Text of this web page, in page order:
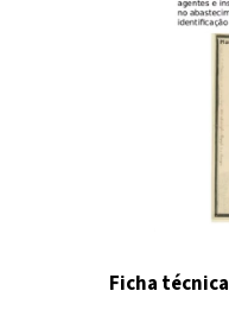
Ficha técnica